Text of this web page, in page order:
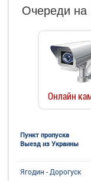
Очереди на
Онлайн
Пункт пропуска
Выезд из Украины
Ягодин - Дорогуск